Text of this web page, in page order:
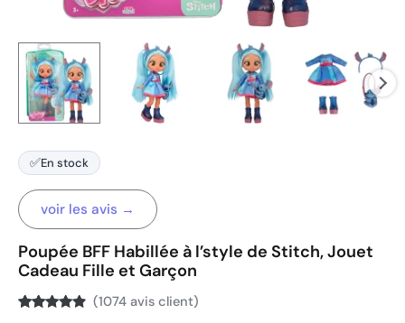
✅En stock
voir les avis →
Poupée BFF Habillée à l’style de Stitch, Jouet
Cadeau Fille et Garçon
(1074avis client)